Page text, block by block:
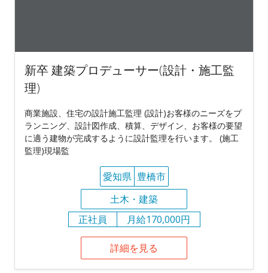
新卒 建築プロデューサー(設計・施工監
理)
商業施設、住宅の設計施工監理 (設計)お客様のニーズをプ
ランニング、設計図作成、積算、デザイン、お客様の要望
に適う建物が完成するように設計監理を行います。 (施工
監理)現場監
愛知県 豊橋市
土木・建築
正社員
月給170,000円
詳細を見る